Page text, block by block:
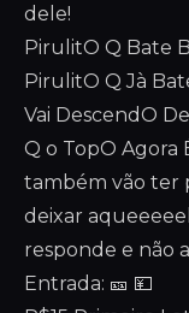
dele!
PirulitO Q Bate
PirulitO Q Jà
Vai DescendO
Q o TopO Agora
também vão ter
deixar
responde e não
Entrada: 🎫 💴